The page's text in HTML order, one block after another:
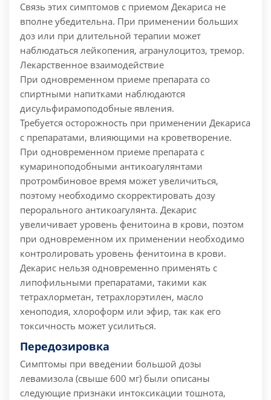
Связь этих симптомов с приемом Декариса не
вполне убедительна. При применении больших
доз или при длительной терапии может
наблюдаться лейкопения, агранулоцитоз, тремор.
Лекарственное взаимодействие
При одновременном приеме препарата со
спиртными напитками наблюдаются
дисульфирамоподобные явления.
Требуется осторожность при применении Декариса
с препаратами, влияющими на кроветворение.
При одновременном приеме препарата с
кумариноподобными антикоагулянтами
протромбиновое время может увеличиться,
поэтому необходимо скорректировать дозу
перорального антикоагулянта. Декарис
увеличивает уровень фенитоина в крови, поэтом
при одновременном их применении необходимо
контролировать уровень фенитоина в крови.
Декарис нельзя одновременно применять с
липофильными препаратами, такими как
тетрахлорметан, тетрахлорэтилен, масло
хеноподия, хлороформ или эфир, так как его
токсичность может усилиться.
Передозировка
Симптомы при введении большой дозы
левамизола (свыше 600 мг) были описаны
следующие признаки интоксикации тошнота,